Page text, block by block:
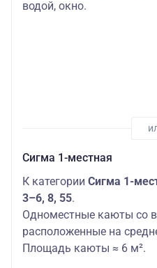
водой, окно.
Сигма 1-местная
К категории Сигма 1-
3–6, 8, 55.
Одноместные каюты со
расположенные на
Площадь каюты ≈ 6 м².